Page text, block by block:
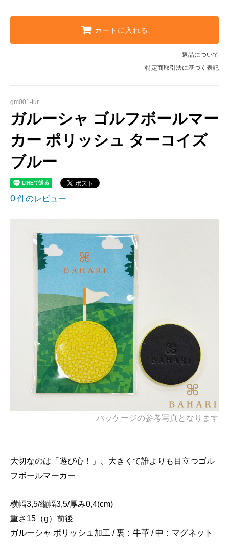
カートに入れる
返品について
特定商取引法に基づく表記
gm001-tur
ガルーシャ ゴルフボールマー
カー ポリッシュ ターコイズ
ブルー
0 件のレビュー
パッケージの参考写真となります
大切なのは「遊び心！」、大きくて誰よりも目立つゴル
フボールマーカー
横幅3,5/縦幅3,5/厚み0,4(cm)
重さ15（g）前後
ガルーシャ ポリッシュ加工 / 裏：牛革 / 中：マグネット